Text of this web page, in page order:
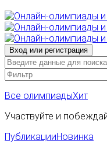
Все олимпиадыХит
Участвуйте и
ПубликацииНовинка